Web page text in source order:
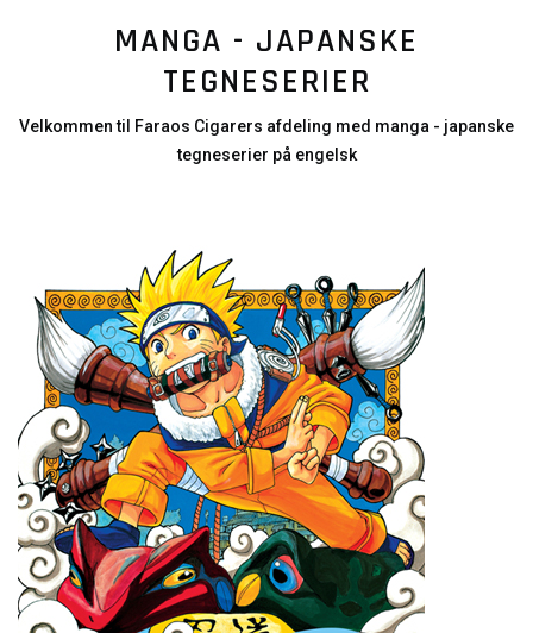
MANGA - JAPANSKE
TEGNESERIER
Velkommen til Faraos Cigarers afdeling med manga - japanske
tegneserier på engelsk